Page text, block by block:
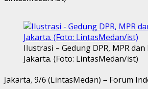
Ilustrasi – Gedung DPR, MPR dan
Jakarta. (Foto: LintasMedan/ist)
Jakarta, 9/6 (LintasMedan) – Forum